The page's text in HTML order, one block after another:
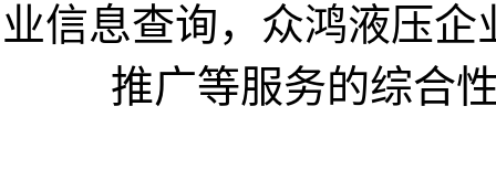
业信息查询，众鸿液压
推广等服务的综合